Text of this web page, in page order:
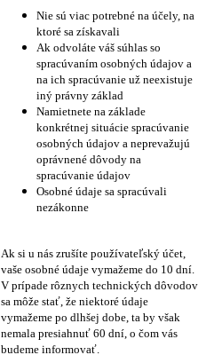
Nie sú viac potrebné na účely, na
ktoré sa získavali
Ak odvoláte váš súhlas so
spracúvaním osobných údajov a
na ich spracúvanie už neexistuje
iný právny základ
Namietnete na základe
konkrétnej situácie spracúvanie
osobných údajov a neprevažujú
oprávnené dôvody na
spracúvanie údajov
Osobné údaje sa spracúvali
nezákonne
Ak si u nás zrušíte používateľský účet,
vaše osobné údaje vymažeme do 10 dní.
V prípade rôznych technických dôvodov
sa môže stať, že niektoré údaje
vymažeme po dlhšej dobe, ta by však
nemala presiahnuť 60 dní, o čom vás
budeme informovať.